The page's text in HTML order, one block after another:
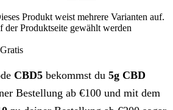
Produkt weist mehrere Varianten auf.
Produktseite gewählt werden
CBD5 bekommst du 5g CBD
Bestellung ab €100 und mit dem